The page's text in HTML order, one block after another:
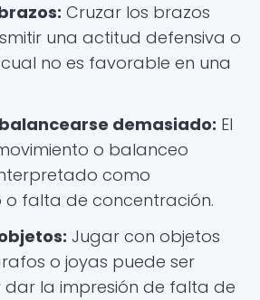
Cruzar los brazos
una actitud defensiva o
no es favorable en una
demasiado: El
o balanceo
como
o falta de concentración.
Jugar con objetos
o joyas puede ser
la impresión de falta de